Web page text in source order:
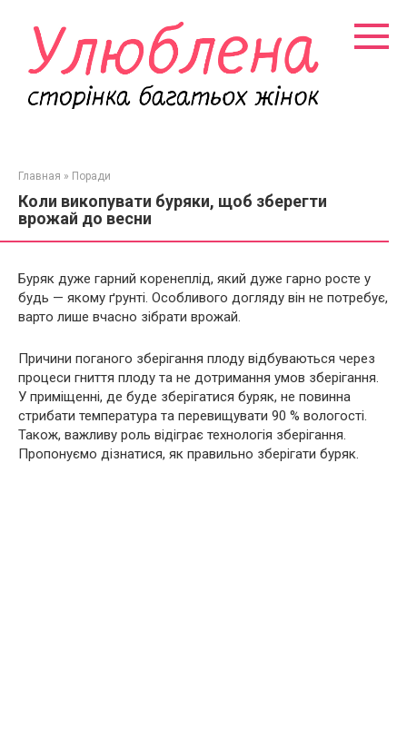
контенту
Главная » Поради
Коли викопувати буряки, щоб зберегти
врожай до весни
Буряк дуже гарний коренеплід, який дуже гарно росте у
будь — якому ґрунті. Особливого догляду він не потребує,
варто лише вчасно зібрати врожай.
Причини поганого зберігання плоду відбуваються через
процеси гниття плоду та не дотримання умов зберігання.
У приміщенні, де буде зберігатися буряк, не повинна
стрибати температура та перевищувати 90 % вологості.
Також, важливу роль відіграє технологія зберігання.
Пропонуємо дізнатися, як правильно зберігати буряк.